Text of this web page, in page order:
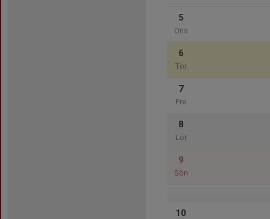
5
Ons
6
Tor
7
Fre
8
Lör
9
Sön
10